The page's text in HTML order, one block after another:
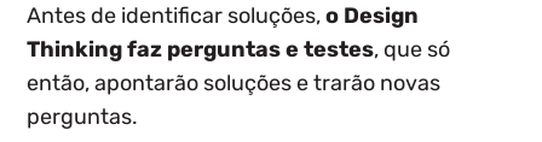
Antes de identificar soluções,o Design
Thinking faz perguntas e testes, que só
então, apontarão soluções e trarão novas
perguntas.